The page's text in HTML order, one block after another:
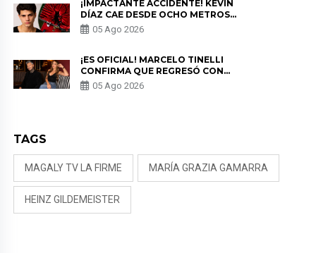
¡IMPACTANTE ACCIDENTE! KEVIN
DÍAZ CAE DESDE OCHO METROS
EN “ESTO ES GUERRA” Y GENERA
PREOCUPACIÓN
05 Ago 2026
¡ES OFICIAL! MARCELO TINELLI
CONFIRMA QUE REGRESÓ CON
MILETT FIGUEROA: “EL AMOR
PUDO MÁS”
05 Ago 2026
TAGS
MAGALY TV LA FIRME MARÍA GRAZIA GAMARRA
HEINZ GILDEMEISTER